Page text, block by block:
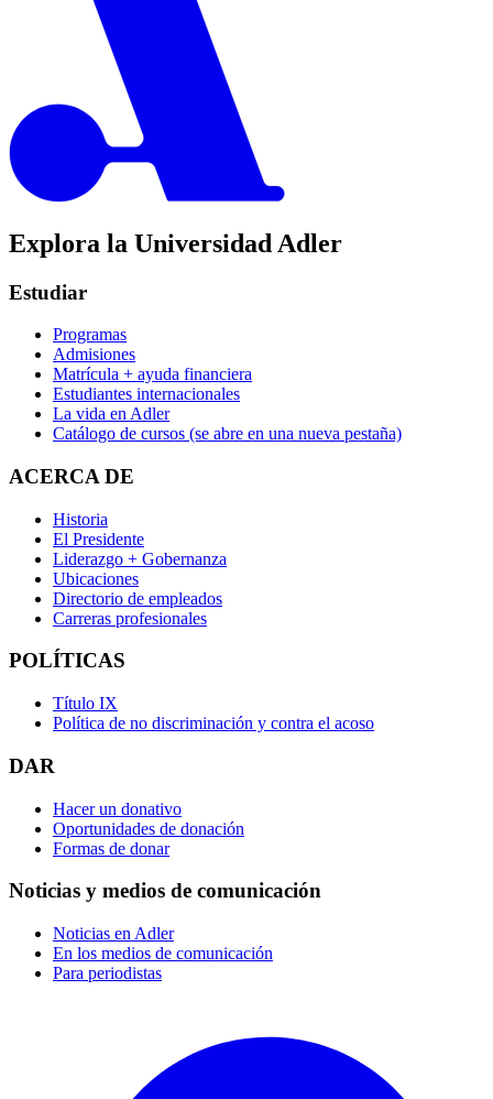
Explora la Universidad Adler
Estudiar
Programas
Admisiones
Matrícula + ayuda financiera
Estudiantes internacionales
La vida en Adler
Catálogo de cursos (se abre en una nueva pestaña)
ACERCA DE
Historia
El Presidente
Liderazgo + Gobernanza
Ubicaciones
Directorio de empleados
Carreras profesionales
POLÍTICAS
Título IX
Política de no discriminación y contra el acoso
DAR
Hacer un donativo
Oportunidades de donación
Formas de donar
Noticias y medios de comunicación
Noticias en Adler
En los medios de comunicación
Para periodistas